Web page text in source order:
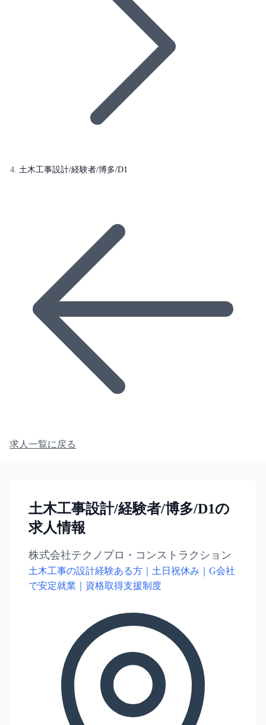
土木工事設計/経験者/博多/D1
求人一覧に戻る
土木工事設計/経験者/博多/D1の
求人情報
株式会社テクノプロ・コンストラクション
土木工事の設計経験ある方｜土日祝休み｜G会社
で安定就業｜資格取得支援制度